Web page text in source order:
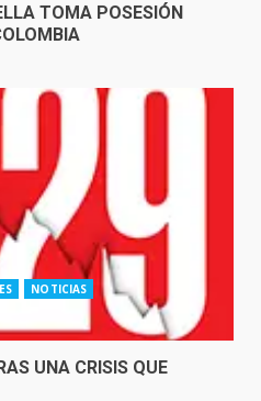
TOMA POSESIÓN
NOTICIAS
UNA CRISIS QUE